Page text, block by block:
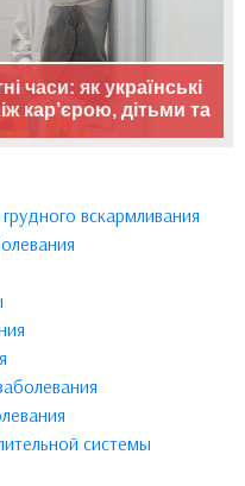
часи: як українські
кар’єрою, дітьми та
вскармливания
системы